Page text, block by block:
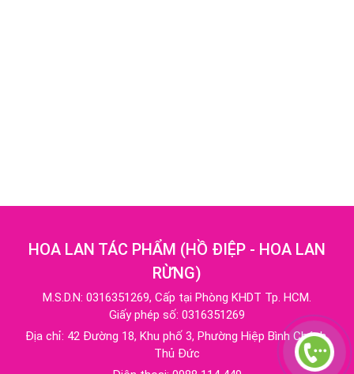
HOA LAN TÁC PHẨM (HỒ ĐIỆP - HOA LAN
RỪNG)
M.S.D.N: 0316351269, Cấp tại Phòng KHDT Tp. HCM.
Giấy phép số: 0316351269
Địa chỉ: 42 Đường 18, Khu phố 3, Phường Hiệp Bình Chánh,
Thủ Đức